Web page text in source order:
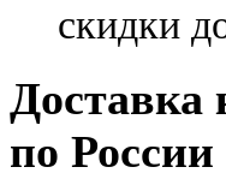
скидки
Доставка
по России